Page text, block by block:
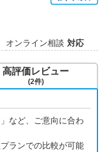
オンライン相談 対応
など、ご意向に合わ
ランでの比較が可能
高評価レビュー
(2件)